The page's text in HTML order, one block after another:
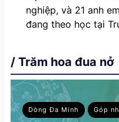
nghiệp, và 21 anh
đang theo học tại
/ Trăm hoa đua nở
Dòng Đa Minh Góp